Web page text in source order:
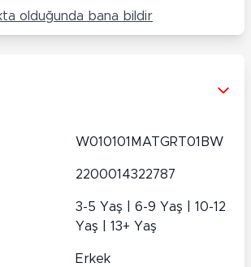
olduğunda bana bildir
W010101MATGRT01BW
2200014322787
3-5 Yaş | 6-9 Yaş | 10-12
Yaş | 13+ Yaş
Erkek